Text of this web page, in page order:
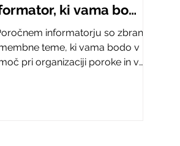
ki vama bo
pri organizaciji
informatorju so zbrane
teme, ki vama bodo v
pri organizaciji poroke in v